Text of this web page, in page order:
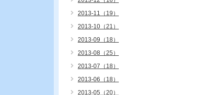
2013-11（19）
2013-10（21）
2013-09（18）
2013-08（25）
2013-07（18）
2013-06（18）
2013-05（20）